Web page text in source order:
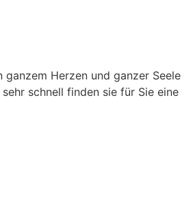
Herzen und ganzer Seele
schnell finden sie für Sie eine